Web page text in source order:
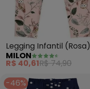
Legging Infantil (Rosa)
MILON
R$ 40,61R$ 74,90
-46%